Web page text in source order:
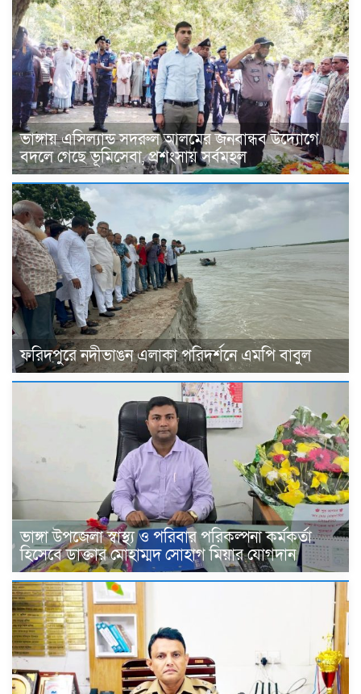
ভাঙ্গায় এসিল্যান্ড সদরুল আলমের জনবান্ধব উদ্যোগে
বদলে গেছে ভূমিসেবা, প্রশংসায় সর্বমহল
ফরিদপুরে নদীভাঙন এলাকা পরিদর্শনে এমপি বাবুল
ভাঙ্গা উপজেলা স্বাস্থ্য ও পরিবার পরিকল্পনা কর্মকর্তা
হিসেবে ডাক্তার মোহাম্মদ সোহাগ মিয়ার যোগদান